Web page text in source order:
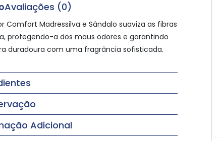
Avaliações (0)
Comfort Madressilva e Sândalo suaviza as fibras
protegendo-a dos maus odores e garantindo
duradoura com uma fragrância sofisticada.
Adicional